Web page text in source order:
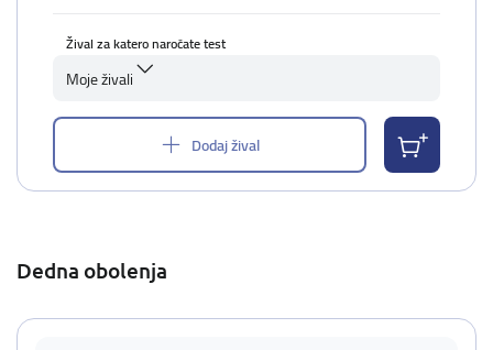
Žival za katero naročate test
Moje živali
Dodaj žival
Dedna obolenja